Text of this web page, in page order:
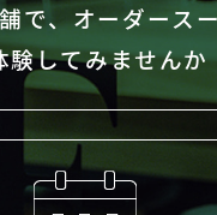
で、オーダース
験してみませんか